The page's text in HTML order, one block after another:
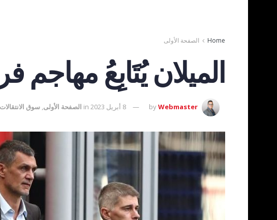
Home الصفحة الأولى
الميلان يُتَابِعُ
byWebmaster 8 أبريل 2023 in الصفحة الأولى, سوق الانتقالات